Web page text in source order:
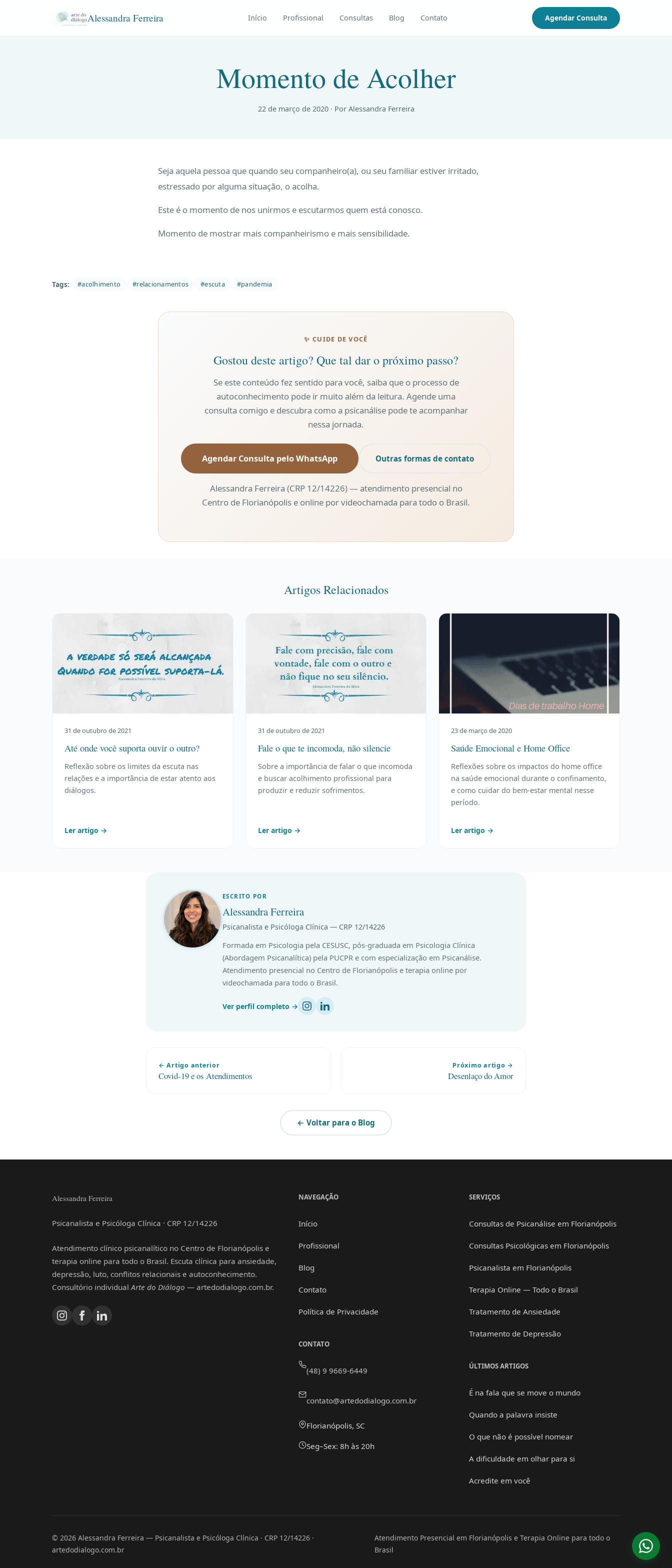
Alessandra Ferreira Início Profissional Consultas Blog Contato Agendar Consulta
Momento de Acolher
22 de março de 2020· Por Alessandra Ferreira
Seja aquela pessoa que quando seu companheiro(a), ou seu familiar estiver irritado,
estressado por alguma situação, o acolha.
Este é o momento de nos unirmos e escutarmos quem está conosco.
Momento de mostrar mais companheirismo e mais sensibilidade.
Tags: #acolhimento #relacionamentos #escuta #pandemia
✨ CUIDE DE VOCÊ
Gostou deste artigo? Que tal dar o próximo passo?
Se este conteúdo fez sentido para você, saiba que o processo de
autoconhecimento pode ir muito além da leitura. Agende uma
consulta comigo e descubra como a psicanálise pode te acompanhar
nessa jornada.
Agendar Consulta pelo WhatsApp Outras formas de contato
Alessandra Ferreira (CRP 12/14226) — atendimento presencial no
Centro de Florianópolis e online por videochamada para todo o Brasil.
Artigos Relacionados
31 de outubro de 2021
Até onde você suporta ouvir o outro?
Reflexão sobre os limites da escuta nas
relações e a importância de estar atento aos
diálogos.
Ler artigo →
31 de outubro de 2021
Fale o que te incomoda, não silencie
Sobre a importância de falar o que incomoda
e buscar acolhimento profissional para
produzir e reduzir sofrimentos.
Ler artigo →
23 de março de 2020
Saúde Emocional e Home Office
Reflexões sobre os impactos do home office
na saúde emocional durante o confinamento,
e como cuidar do bem-estar mental nesse
período.
Ler artigo →
ESCRITO POR
Alessandra Ferreira
Psicanalista e Psicóloga Clínica — CRP 12/14226
Formada em Psicologia pela CESUSC, pós-graduada em Psicologia Clínica
(Abordagem Psicanalítica) pela PUCPR e com especialização em Psicanálise.
Atendimento presencial no Centro de Florianópolis e terapia online por
videochamada para todo o Brasil.
Ver perfil completo →
← Artigo anterior
Covid-19 e os Atendimentos
Próximo artigo →
Desenlaço do Amor
← Voltar para o Blog
Alessandra Ferreira
Psicanalista e Psicóloga Clínica · CRP 12/14226
Atendimento clínico psicanalítico no Centro de Florianópolis e
terapia online para todo o Brasil. Escuta clínica para ansiedade,
depressão, luto, conflitos relacionais e autoconhecimento.
Consultório individualArte do Diálogo — artedodialogo.com.br.
NAVEGAÇÃO
Início
Profissional
Blog
Contato
Política de Privacidade
CONTATO
(48) 9 9669-6449
contato@artedodialogo.com.br
Florianópolis, SC
Seg–Sex: 8h às 20h
SERVIÇOS
Consultas de Psicanálise em Florianópolis
Consultas Psicológicas em Florianópolis
Psicanalista em Florianópolis
Terapia Online — Todo o Brasil
Tratamento de Ansiedade
Tratamento de Depressão
ÚLTIMOS ARTIGOS
É na fala que se move o mundo
Quando a palavra insiste
O que não é possível nomear
A dificuldade em olhar para si
Acredite em você
© 2026 Alessandra Ferreira — Psicanalista e Psicóloga Clínica · CRP 12/14226 ·
artedodialogo.com.br
Atendimento Presencial em Florianópolis e Terapia Online para todo o
Brasil